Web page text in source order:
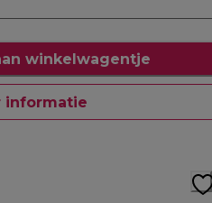
winkelwagentje
informatie